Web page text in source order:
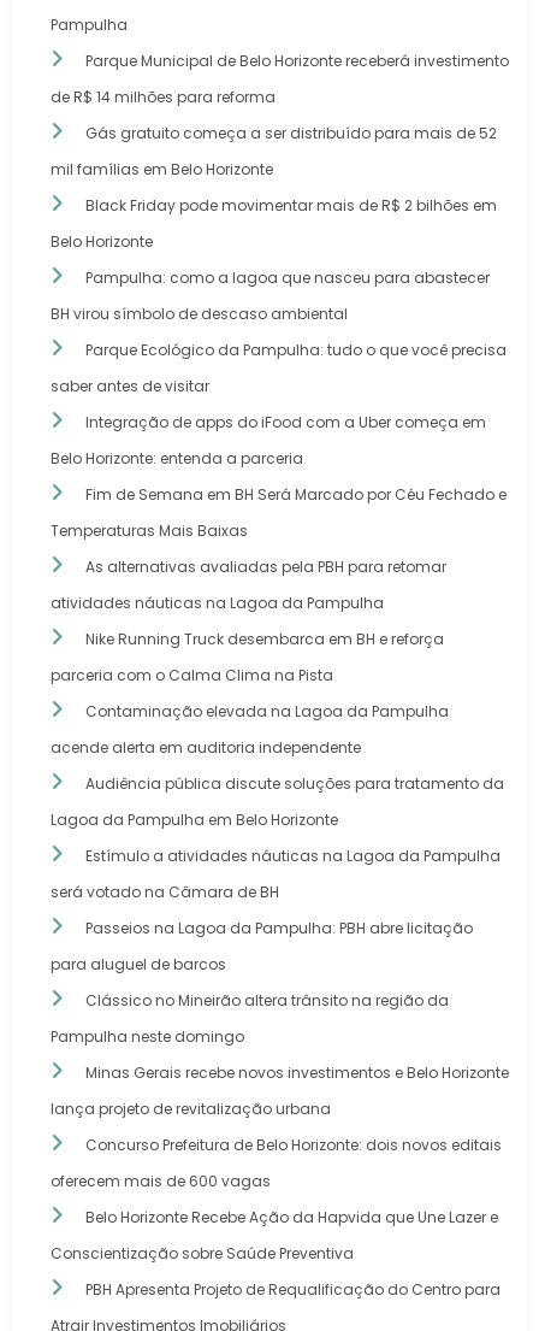
Pampulha
Parque Municipal de Belo Horizonte receberá investimento
de R$ 14 milhões para reforma
Gás gratuito começa a ser distribuído para mais de 52
mil famílias em Belo Horizonte
Black Friday pode movimentar mais de R$ 2 bilhões em
Belo Horizonte
Pampulha: como a lagoa que nasceu para abastecer
BH virou símbolo de descaso ambiental
Parque Ecológico da Pampulha: tudo o que você precisa
saber antes de visitar
Integração de apps do iFood com a Uber começa em
Belo Horizonte: entenda a parceria
Fim de Semana em BH Será Marcado por Céu Fechado e
Temperaturas Mais Baixas
As alternativas avaliadas pela PBH para retomar
atividades náuticas na Lagoa da Pampulha
Nike Running Truck desembarca em BH e reforça
parceria com o Calma Clima na Pista
Contaminação elevada na Lagoa da Pampulha
acende alerta em auditoria independente
Audiência pública discute soluções para tratamento da
Lagoa da Pampulha em Belo Horizonte
Estímulo a atividades náuticas na Lagoa da Pampulha
será votado na Câmara de BH
Passeios na Lagoa da Pampulha: PBH abre licitação
para aluguel de barcos
Clássico no Mineirão altera trânsito na região da
Pampulha neste domingo
Minas Gerais recebe novos investimentos e Belo Horizonte
lança projeto de revitalização urbana
Concurso Prefeitura de Belo Horizonte: dois novos editais
oferecem mais de 600 vagas
Belo Horizonte Recebe Ação da Hapvida que Une Lazer e
Conscientização sobre Saúde Preventiva
PBH Apresenta Projeto de Requalificação do Centro para
Atrair Investimentos Imobiliários